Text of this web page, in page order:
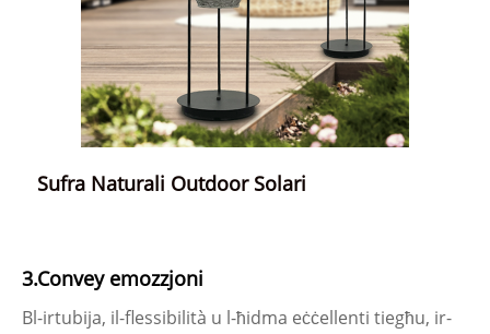
Sufra Naturali Outdoor Solari
3.Convey emozzjoni
Bl-irtubija, il-flessibilità u l-ħidma eċċellenti tiegħu, ir-